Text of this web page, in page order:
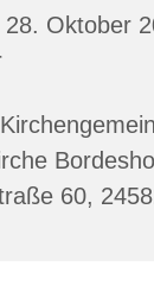
Oktober
60,